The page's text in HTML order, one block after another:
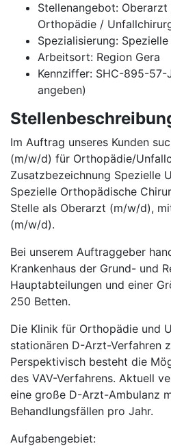
Stellenangebot:
Orthopädie /
Spezialisierung:
Arbeitsort: Region Gera
Kennziffer: SHC-895-
angeben)
Im Auftrag unseres Kunden
(m/w/d) für Orthopädie/
Zusatzbezeichnung Spezielle
Spezielle Orthopädische
Stelle als Oberarzt (m/w/d),
(m/w/d).
Bei unserem Auftraggeber
Krankenhaus der Grund- und
Hauptabteilungen und einer
250 Betten.
Die Klinik für Orthopädie und
stationären D-Arzt-Verfahren
Perspektivisch besteht die
des VAV-Verfahrens. Aktuell
eine große D-Arzt-Ambulanz
Behandlungsfällen pro Jahr.
Aufgabengebiet: